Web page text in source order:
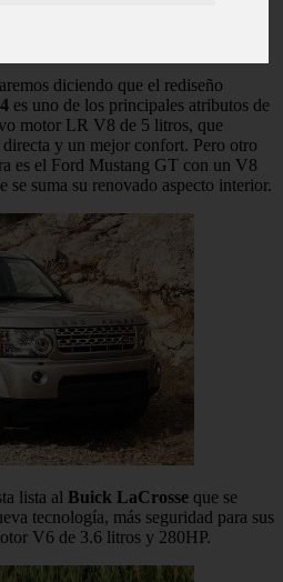
de lo que puede estar considerado
en el 2010.
diciendo que el rediseño
es uno de los principales atributos de
motor LR V8 de 5 litros, que
y un mejor confort. Pero otro
es el Ford Mustang GT con un V8
suma su renovado aspecto interior.
lista al Buick LaCrosse que se
tecnología, más seguridad para sus
V6 de 3.6 litros y 280HP.